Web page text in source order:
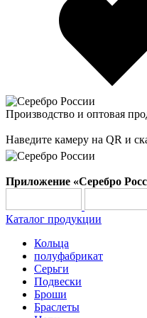
Производство и оптовая
Наведите камеру на QR и
Приложение «Серебро
Каталог продукции
Кольца
полуфабрикат
Серьги
Подвески
Броши
Браслеты